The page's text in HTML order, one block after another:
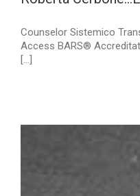
Counselor Sistemico
Access BARS®
[...]